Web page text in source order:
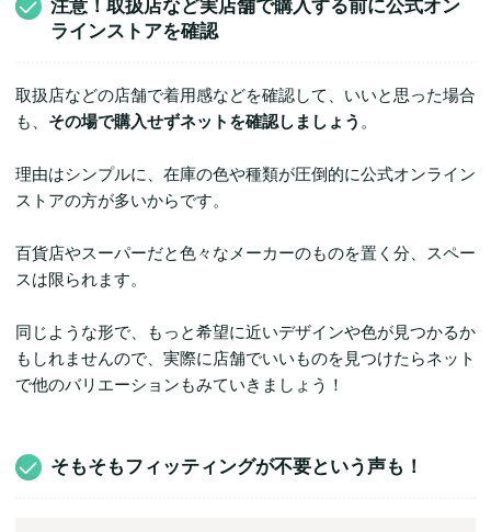
注意！取扱店など実店舗で購入する前に公式オン
ラインストアを確認
取扱店などの店舗で着用感などを確認して、いいと思った場合
も、 その場で購入せずネットを確認しましょう 。
理由はシンプルに、在庫の色や種類が圧倒的に公式オンライン
ストアの方が多いからです。
百貨店やスーパーだと色々なメーカーのものを置く分、スペー
スは限られます。
同じような形で、もっと希望に近いデザインや色が見つかるか
もしれませんので、実際に店舗でいいものを見つけたらネット
で他のバリエーションもみていきましょう！
そもそもフィッティングが不要という声も！